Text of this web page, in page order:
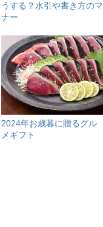
うする？水引や書き方のマ
ナー
2024年お歳暮に贈るグル
メギフト